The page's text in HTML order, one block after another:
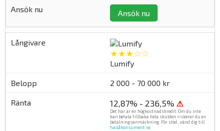
Ansök nu
★★★☆☆
Lumify
2 000 - 70 000 kr
12,87% - 236,5% ⚠
Det här är en högkostnadskredit. Om du inte
kan betala tillbaka hela skulden riskerar du en
betalningsanmärkning. För stöd, vänd dig till
hallåkonsument.se.